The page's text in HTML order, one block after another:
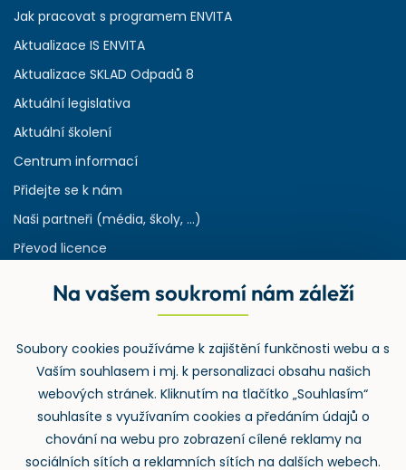
Jak pracovat s programem ENVITA
Aktualizace IS ENVITA
Aktualizace SKLAD Odpadů 8
Aktuální legislativa
Aktuální školení
Centrum informací
Přidejte se k nám
Naši partneři (média, školy, ...)
Převod licence
Rejstřík používaných zkratek v odpadech
Zpětný odběr
Na vašem soukromí nám záleží
Soubory cookies používáme k zajištění funkčnosti webu a s
Vaším souhlasem i mj. k personalizaci obsahu našich
webových stránek. Kliknutím na tlačítko „Souhlasím“
souhlasíte s využívaním cookies a předáním údajů o
chování na webu pro zobrazení cílené reklamy na
sociálních sítích a reklamních sítích na dalších webech.